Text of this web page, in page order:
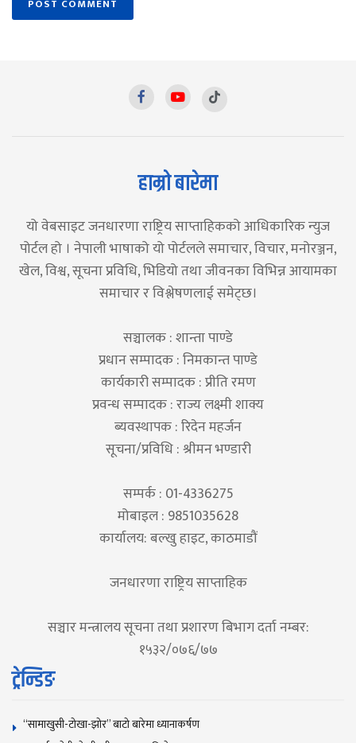
हाम्रो बारेमा
यो वेबसाइट जनधारणा राष्ट्रिय साप्ताहिकको आधिकारिक न्युज
पोर्टल हो । नेपाली भाषाको यो पोर्टलले समाचार, विचार, मनोरञ्जन,
खेल, विश्व, सूचना प्रविधि, भिडियो तथा जीवनका विभिन्न आयामका
समाचार र विश्लेषणलाई समेट्छ।
सञ्चालक : शान्ता पाण्डे
प्रधान सम्पादक : निमकान्त पाण्डे
कार्यकारी सम्पादक : प्रीति रमण
प्रवन्ध सम्पादक : राज्य लक्ष्मी शाक्य
ब्यवस्थापक : रिदेन महर्जन
सूचना/प्रविधि : श्रीमन भण्डारी
सम्पर्क : 01-4336275
मोबाइल : 9851035628
कार्यालय: बल्खु हाइट, काठमाडौं
जनधारणा राष्ट्रिय साप्ताहिक
सञ्चार मन्त्रालय सूचना तथा प्रशारण बिभाग दर्ता नम्बर:
१५३२/०७६/७७
ट्रेन्डिङ
“सामाखुसी-टोखा-झोर” बाटो बारेमा ध्यानाकर्षण